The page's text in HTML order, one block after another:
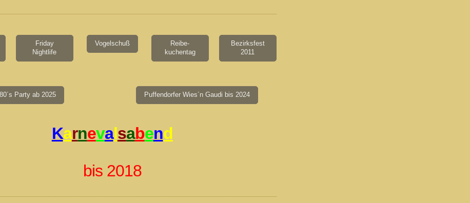
Friday
Nightlife
Vogelschuß
Reibe-
kuchentag
Bezirksfest
2011
80´s Party ab 2025 Puffendorfer Wies´n Gaudi bis 2024
Karnevalsabend
bis 2018